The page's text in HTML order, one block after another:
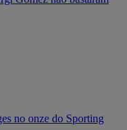
no onze do Sporting